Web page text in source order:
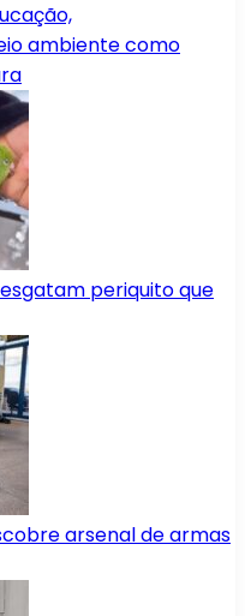
ambiente como
periquito que
arsenal de armas